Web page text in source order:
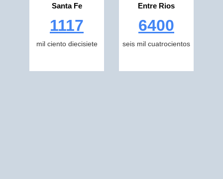
Santa Fe
1117
mil ciento diecisiete
Entre Rios
6400
seis mil cuatrocientos